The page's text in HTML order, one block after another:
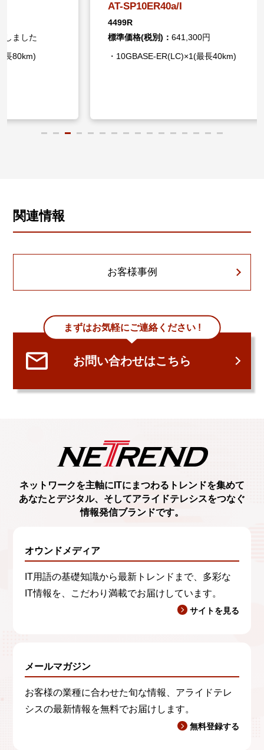
AT-SP10ER40a/I
標準価格(税別)：
641,300円
・10GBASE-ER(LC)×1(最長40km) ・
関連情報
お客様事例
まずはお気軽にご連絡ください !
お問い合わせはこちら
ネットワークを主軸に ITにまつわるトレンドを集めて
あなたとデジタル、 そしてアライドテレシスをつなぐ
情報発信ブランドです。
オウンドメディア
IT用語の基礎知識から最新トレンドまで、多彩な
IT情報を、こだわり満載でお届けしています。
サイトを見る
メールマガジン
お客様の業種に合わせた旬な情報、アライドテレ
シスの最新情報を無料でお届けします。
無料登録する